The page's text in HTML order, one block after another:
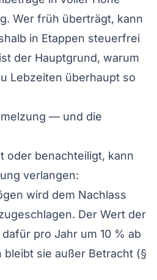
Wer früh überträgt, kann
in Etappen steuerfrei
der Hauptgrund, warum
Lebzeiten überhaupt so
— und die
oder benachteiligt, kann
verlangen:
wird dem Nachlass
Der Wert der
pro Jahr um 10 % ab
sie außer Betracht (§